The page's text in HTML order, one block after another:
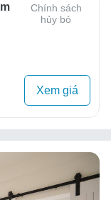
Chính sách
hủy bỏ
Xem giá